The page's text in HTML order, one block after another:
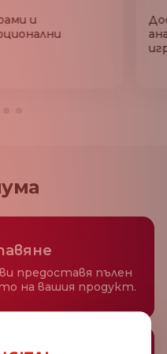
и
предоставя пълен
на вашия продукт.